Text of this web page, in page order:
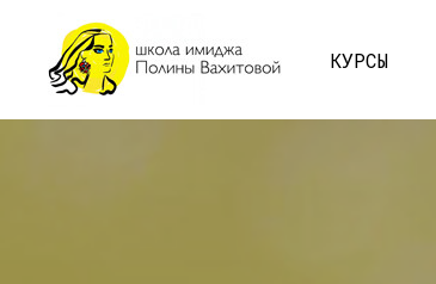
КУРСЫ